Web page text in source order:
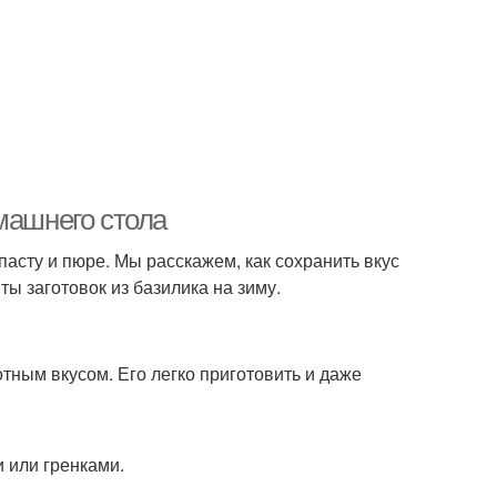
стола
и пюре. Мы расскажем, как сохранить вкус
заготовок из базилика на зиму.
вкусом. Его легко приготовить и даже
гренками.